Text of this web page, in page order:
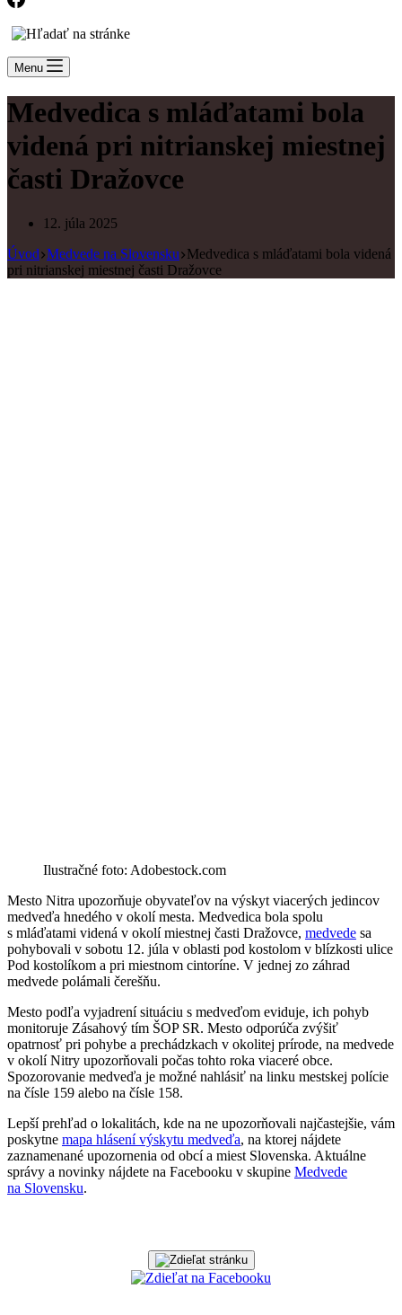
Menu
Medvedica s mláďatami bola
videná pri nitrianskej miestnej
časti Dražovce
12. júla 2025
Úvod Medvede na Slovensku Medvedica s mláďatami bola videná
pri nitrianskej miestnej časti Dražovce
Ilustračné foto: Adobestock.com
Mesto Nitra upozorňuje obyvateľov na výskyt viacerých jedincov
medveďa hnedého v okolí mesta. Medvedica bola spolu
s mláďatami videná v okolí miestnej časti Dražovce, medvede sa
pohybovali v sobotu 12. júla v oblasti pod kostolom v blízkosti ulice
Pod kostolíkom a pri miestnom cintoríne. V jednej zo záhrad
medvede polámali čerešňu.
Mesto podľa vyjadrení situáciu s medveďom eviduje, ich pohyb
monitoruje Zásahový tím ŠOP SR. Mesto odporúča zvýšiť
opatrnosť pri pohybe a prechádzkach v okolitej prírode, na medvede
v okolí Nitry upozorňovali počas tohto roka viaceré obce.
Spozorovanie medveďa je možné nahlásiť na linku mestskej polície
na čísle 159 alebo na čísle 158.
Lepší prehľad o lokalitách, kde na ne upozorňovali najčastejšie, vám
poskytne mapa hlásení výskytu medveďa, na ktorej nájdete
zaznamenané upozornenia od obcí a miest Slovenska. Aktuálne
správy a novinky nájdete na Facebooku v skupine Medvede
na Slovensku.